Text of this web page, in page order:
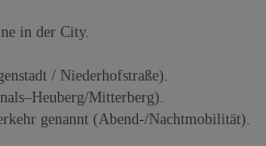
in der City.
/ Niederhofstraße).
Mitterberg).
genannt (Abend-/Nachtmobilität).